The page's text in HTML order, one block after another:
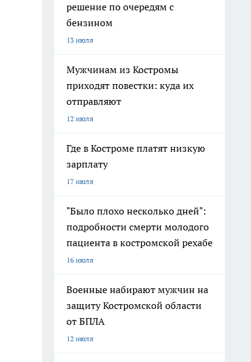
решение по очередям с
бензином
13 июля
Мужчинам из Костромы
приходят повестки: куда их
отправляют
12 июля
Где в Костроме платят низкую
зарплату
17 июля
"Было плохо несколько дней":
подробности смерти молодого
пациента в костромской рехабе
16 июля
Военные набирают мужчин на
защиту Костромской области
от БПЛА
12 июля